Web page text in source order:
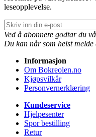
leseopplevelse.
Ved å abonnere godtar du
Du kan når som helst melde
Informasjon
Om Bokreolen.no
Kjøpsvilkår
Personvernerklæring
Kundeservice
Hjelpesenter
Spor bestilling
Retur